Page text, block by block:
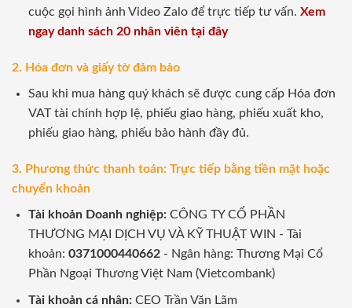
cuộc gọi hình ảnh Video Zalo để trực tiếp tư vấn. Xem
ngay danh sách 20 nhân viên tại đây
2. Hóa đơn và giấy tờ đảm bảo
Sau khi mua hàng quý khách sẽ được cung cấp Hóa đơn
VAT tài chính hợp lệ, phiếu giao hàng, phiếu xuất kho,
phiếu giao hàng, phiếu bảo hành đầy đủ.
3. Phương thức thanh toán: Trực tiếp bằng tiền mặt hoặc
chuyển khoản
Tài khoản Doanh nghiệp:CÔNG TY CỔ PHẦN
THƯƠNG MẠI DỊCH VỤ VÀ KỸ THUẬT WIN - Tài
khoản: 0371000440662- Ngân hàng: Thương Mại Cổ
Phần Ngoại Thương Việt Nam (Vietcombank)
Tài khoản cá nhân: CEO Trần Văn Lãm